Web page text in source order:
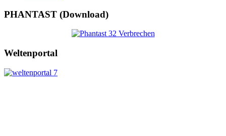
PHANTAST (Download)
Weltenportal